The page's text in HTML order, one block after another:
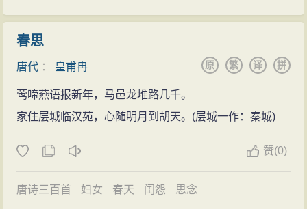
春思
唐代 ： 皇甫冉 拼
译
繁
原
莺啼燕语报新年，马邑龙堆路几千。
家住层城临汉苑，心随明月到胡天。(层城一作：秦城)
赞(0)
唐诗三百首 妇女 春天 闺怨 思念